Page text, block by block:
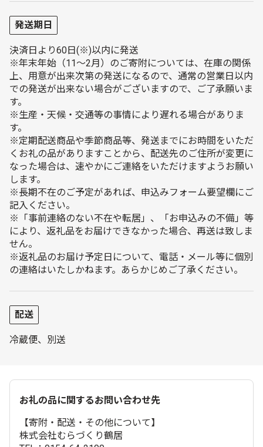
発送期日
決済日より60日(※)以内に発送
※年末年始（11～2月）のご寄附については、在庫の関係
上、用意が出来次第の発送になるので、通常の営業日以内
での発送が出来ない場合がございますので、ご了承願いま
す。
※生産・天候・交通等の事情により遅れる場合がありま
す。
※定期配送商品や季節商品等、発送までにお時間をいただ
くお礼の品がありますことから、配送先のご住所が変更に
なった場合は、速やかにご連絡をいただけますようお願い
します。
※長期不在のご予定があれば、申込みフォーム要望欄にご
記入ください。
※「事前連絡のない不在や転居」、「お申込みの不備」等
により、返礼品をお届けできなかった場合、再送は致しま
せん。
※返礼品のお届け予定日について、電話・メール等に個別
の連絡はいたしかねます。あらかじめご了承ください。
配送
冷蔵便、別送
お礼の品に関するお問い合わせ先
【寄附・配送・その他について】
株式会社むらづくり鶴居